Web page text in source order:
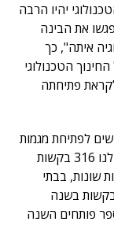
יהיו הרבה
את הבינה
איתה", כך
הטכנולוגי
פתיחתה
לפתיחת מגמות
חדשות בתחום החינוך הטכנולוגי. "השנה קיבלנו 316 בקשות
שונות, בבתי
שבהם לא היו מגמות כאלה, לעומת 245 בקשות בשנה
כתוצאה מכך, 34 בתי ספר פותחים השנה